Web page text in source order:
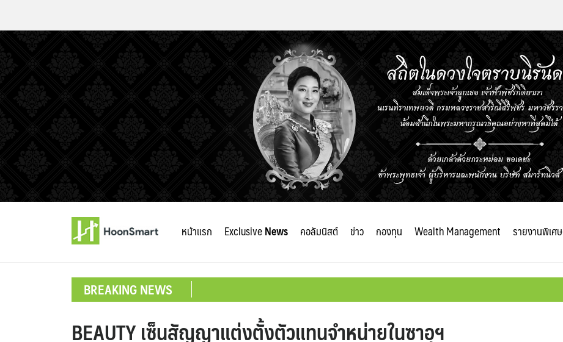
หน้าแรก ExclusiveNews คอลัมนิสต์ ข่าว กองทุน Wealth Management รายงานพิเศษ
BREAKING NEWS
BEAUTY เซ็นสัญญาแต่งตั้งตัวแทนจำหน่ายในซาอุฯ